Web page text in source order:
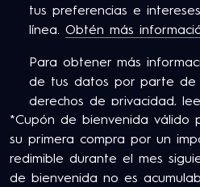
tus preferencias e
línea. Obtén más
Para obtener más
de tus datos por parte de
derechos de privacidad,
Política de Privacidad
Tiene al menos 18 años y
Términos y Condiciones.
*Cupón de bienvenida válido
su primera compra por un
redimible durante el mes
de bienvenida no es